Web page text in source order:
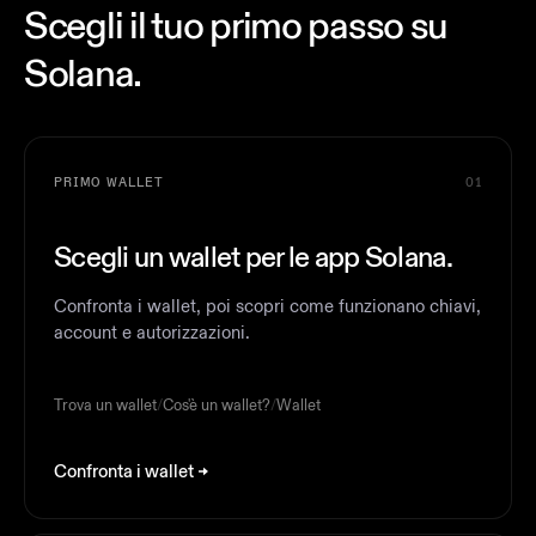
Scegli il tuo primo passo su
Solana.
PRIMO WALLET 01
Scegli un wallet per le app Solana.
Confronta i wallet, poi scopri come funzionano chiavi,
account e autorizzazioni.
Trova un wallet/Cos'è un wallet?/Wallet
Confronta i wallet